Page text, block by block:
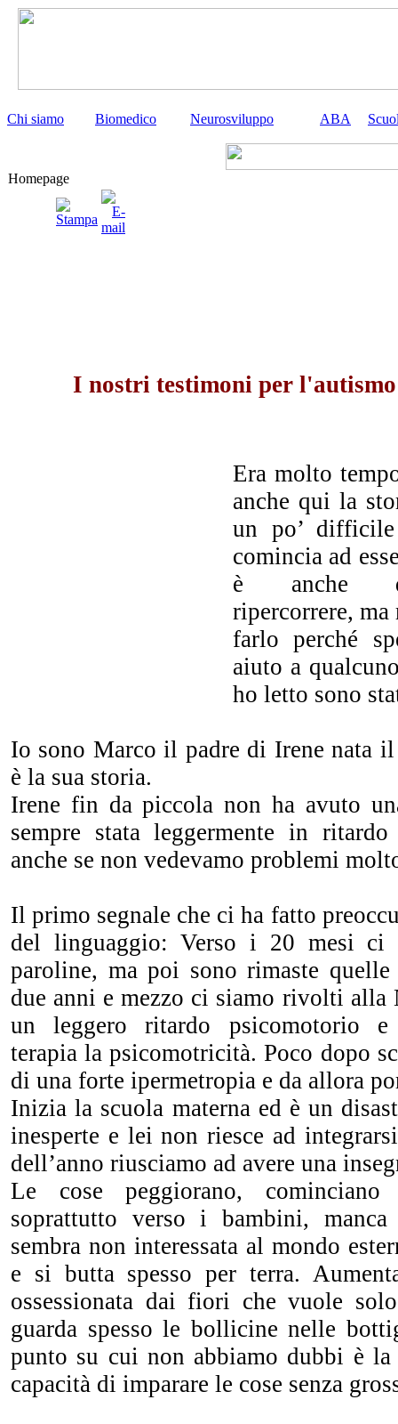
Chi siamo Biomedico Neurosviluppo ABA
Homepage
I nostri testimoni per
Era molto
anche qui la
un po’
comincia ad
è anche
ripercorrere,
farlo perché
aiuto a
ho letto sono
Io sono Marco il padre di Irene nata
è la sua storia.
Irene fin da piccola non ha avuto
sempre stata leggermente in
anche se non vedevamo problemi
Il primo segnale che ci ha fatto
del linguaggio: Verso i 20 mesi ci
paroline, ma poi sono rimaste
due anni e mezzo ci siamo rivolti alla
un leggero ritardo psicomotorio e
terapia la psicomotricità. Poco dopo
di una forte ipermetropia e da allora
Inizia la scuola materna ed è un
inesperte e lei non riesce ad
dell’anno riusciamo ad avere una
Le cose peggiorano,
soprattutto verso i bambini,
sembra non interessata al mondo
e si butta spesso per terra.
ossessionata dai fiori che vuole
guarda spesso le bollicine nelle
punto su cui non abbiamo dubbi è
capacità di imparare le cose senza